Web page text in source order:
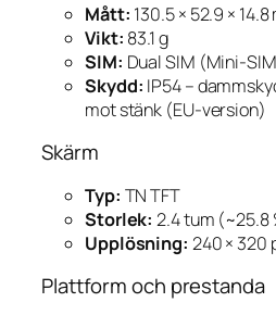
Mått: 130.5 × 52.9 × 14.8
Vikt: 83.1 g
SIM: Dual SIM (Mini-
Skydd: IP54 –
mot stänk (EU-version)
Skärm
Typ: TN TFT
Storlek: 2.4 tum
Upplösning: 240 × 320
Plattform och prestanda